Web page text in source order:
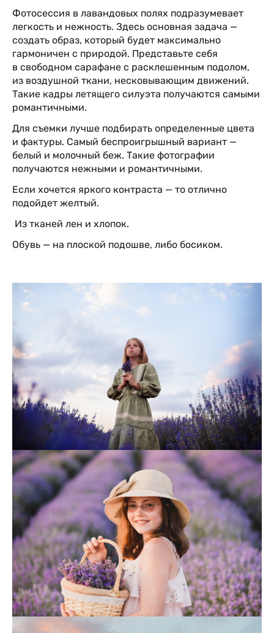
Фотосессия в лавандовых полях подразумевает
легкость и нежность. Здесь основная задача —
создать образ, который будет максимально
гармоничен с природой. Представьте себя
в свободном сарафане с расклешенным подолом,
из воздушной ткани, несковывающим движений.
Такие кадры летящего силуэта получаются самыми
романтичными.
Для съемки лучше подбирать определенные цвета
и фактуры. Самый беспроигрышный вариант —
белый и молочный беж. Такие фотографии
получаются нежными и романтичными.
Если хочется яркого контраста — то отлично
подойдет желтый.
Из тканей лен и хлопок.
Обувь — на плоской подошве, либо босиком.